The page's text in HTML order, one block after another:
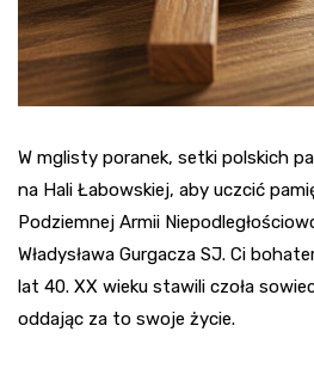
W mglisty poranek, setki polskich
na Hali Łabowskiej, aby uczcić
Podziemnej Armii
Władysława Gurgacza SJ. Ci
lat 40. XX wieku stawili czoła
oddając za to swoje życie.